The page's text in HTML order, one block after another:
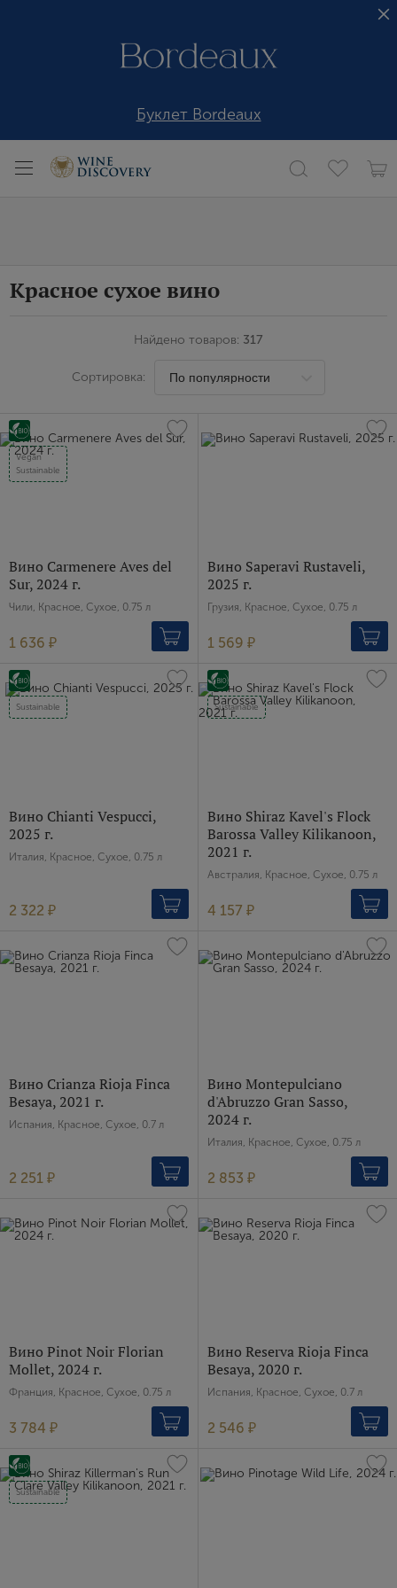
Буклет Bordeaux
Красное сухое вино
Найдено товаров: 317
Сортировка:
Vegan
Sustainable
Вино Carmenere Aves del
Sur, 2024 г.
Чили, Красное, Сухое, 0.75 л
1 636 ₽
Вино Saperavi Rustaveli,
2025 г.
Грузия, Красное, Сухое, 0.75 л
1 569 ₽
Sustainable
Вино Chianti Vespucci,
2025 г.
Италия, Красное, Сухое, 0.75 л
2 322 ₽
Sustainable
Вино Shiraz Kavel's Flock
Barossa Valley Kilikanoon,
2021 г.
Австралия, Красное, Сухое, 0.75 л
4 157 ₽
Вино Crianza Rioja Finca
Besaya, 2021 г.
Испания, Красное, Сухое, 0.7 л
2 251 ₽
Вино Montepulciano
d'Abruzzo Gran Sasso,
2024 г.
Италия, Красное, Сухое, 0.75 л
2 853 ₽
Вино Pinot Noir Florian
Mollet, 2024 г.
Франция, Красное, Сухое, 0.75 л
3 784 ₽
Вино Reserva Rioja Finca
Besaya, 2020 г.
Испания, Красное, Сухое, 0.7 л
2 546 ₽
Sustainable